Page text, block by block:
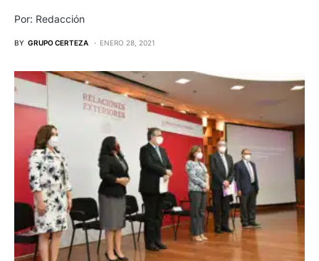
Por: Redacción
BY GRUPO CERTEZA ENERO 28, 2021